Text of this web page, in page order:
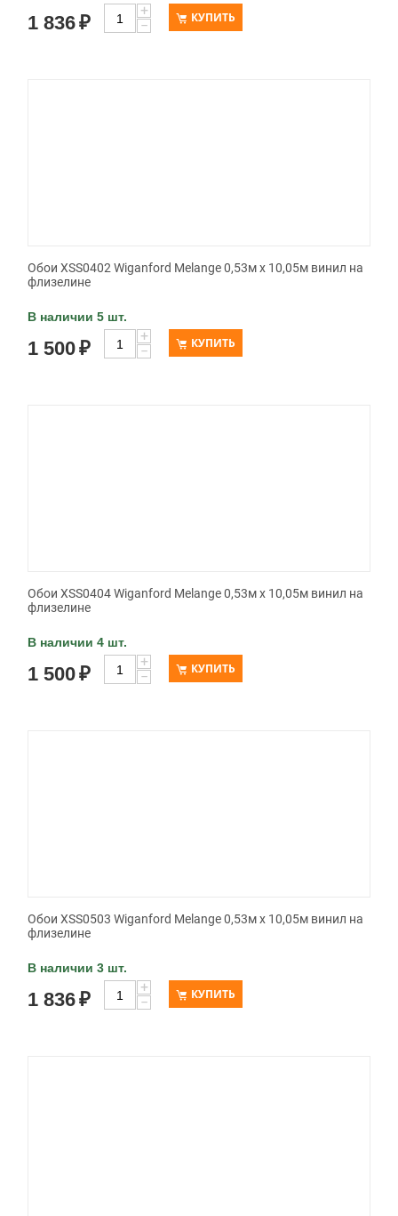
1 836₽
+
−
КУПИТЬ
Обои XSS0402 Wiganford Melange 0,53м x 10,05м винил на
флизелине
В наличии 5 шт.
1 500₽
+
−
КУПИТЬ
Обои XSS0404 Wiganford Melange 0,53м x 10,05м винил на
флизелине
В наличии 4 шт.
1 500₽
+
−
КУПИТЬ
Обои XSS0503 Wiganford Melange 0,53м x 10,05м винил на
флизелине
В наличии 3 шт.
1 836₽
+
−
КУПИТЬ